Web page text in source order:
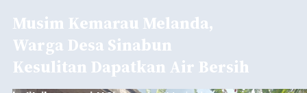
Musim Kemarau Melanda,
Warga Desa Sinabun
Kesulitan Dapatkan Air Bersih